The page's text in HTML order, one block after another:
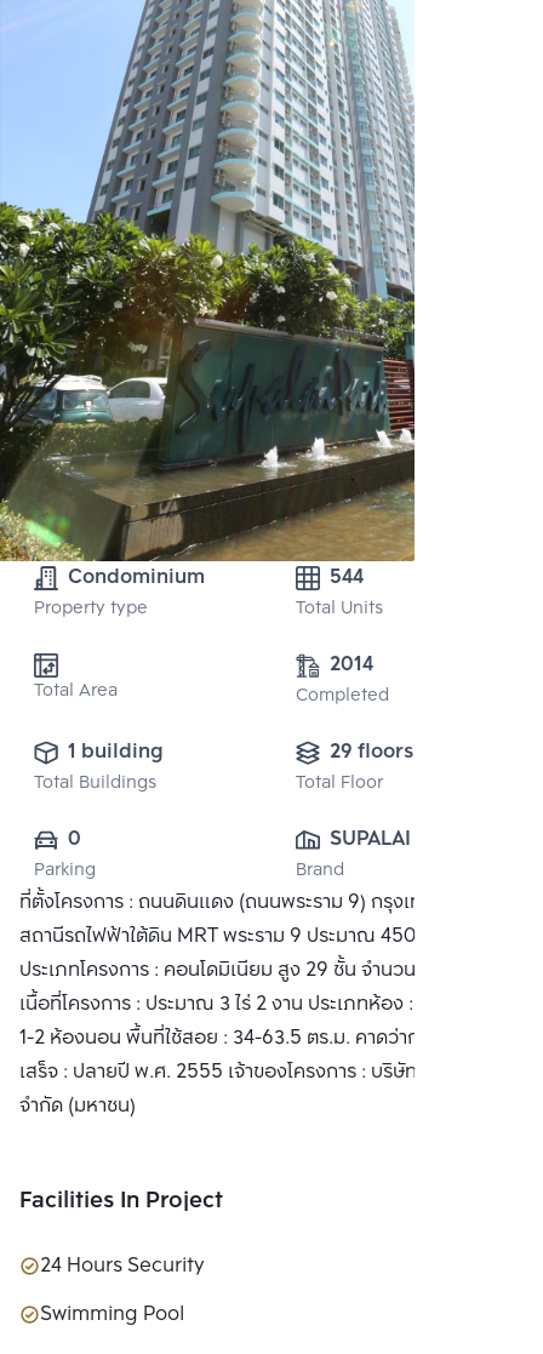
Condominium
Property type
544
Total Units
Total Area
2014
Completed
1 building
Total Buildings
29 floors
Total Floor
0
Parking
SUPALAI PUBLIC
CO., LTD.
Brand
ที่ตั้งโครงการ : ถนนดินแดง (ถนนพระราม 9) กรุงเทพฯ ห่างจาก
สถานีรถไฟฟ้าใต้ดิน MRT พระราม 9 ประมาณ 450 เมตร
ประเภทโครงการ : คอนโดมิเนียม สูง 29 ชั้น จำนวน 1 อาคาร
เนื้อที่โครงการ : ประมาณ 3 ไร่ 2 งาน ประเภทห้อง : Studio และ
1-2 ห้องนอน พื้นที่ใช้สอย : 34-63.5 ตร.ม. คาดว่าก่อสร้างแล้ว
เสร็จ : ปลายปี พ.ศ. 2555 เจ้าของโครงการ : บริษัท ศุภาลัย
จำกัด (มหาชน)
Facilities In Project
24 Hours Security
Swimming Pool